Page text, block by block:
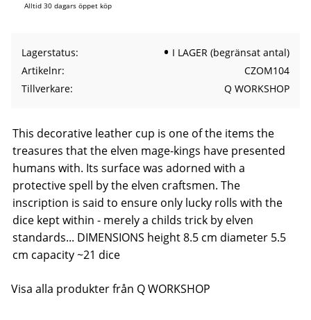
Alltid 30 dagars öppet köp
Lagerstatus
I LAGER (begränsat antal)
Artikelnr
CZOM104
Tillverkare
Q WORKSHOP
This decorative leather cup is one of the items the
treasures that the elven mage-kings have presented
humans with. Its surface was adorned with a
protective spell by the elven craftsmen. The
inscription is said to ensure only lucky rolls with the
dice kept within - merely a childs trick by elven
standards... DIMENSIONS height 8.5 cm diameter 5.5
cm capacity ~21 dice
Visa alla produkter från Q WORKSHOP